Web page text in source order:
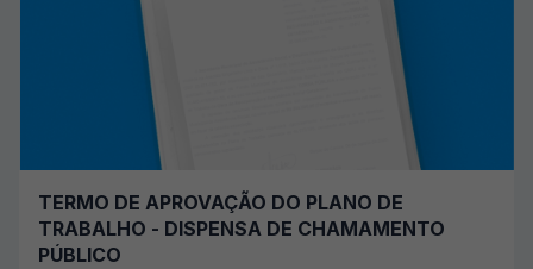
TERMO DE APROVAÇÃO DO PLANO DE
TRABALHO - DISPENSA DE CHAMAMENTO
PÚBLICO